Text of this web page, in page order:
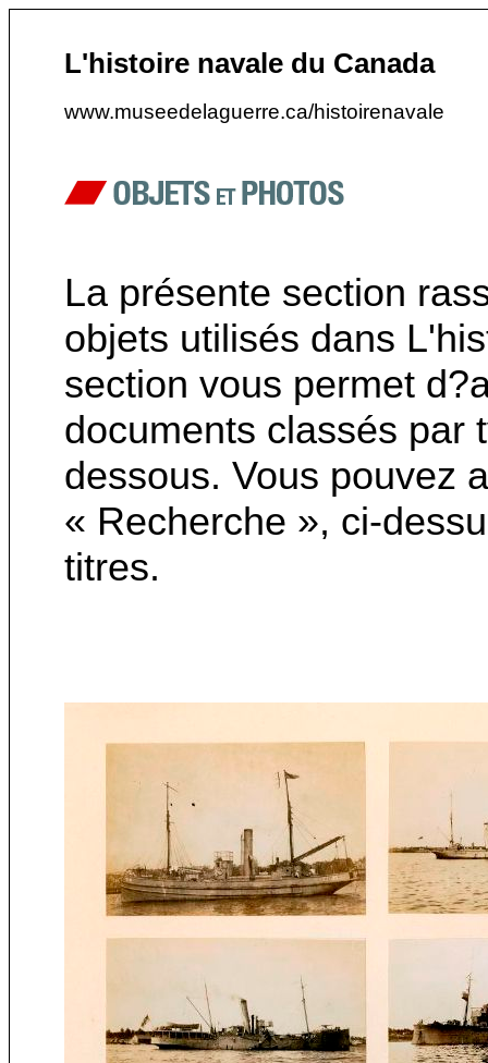
L'histoire navale du Canada
www.museedelaguerre.ca/histoirenavale
La présente section
objets utilisés dans
section vous permet
documents classés par
dessous. Vous pouvez
« Recherche », ci-
titres.